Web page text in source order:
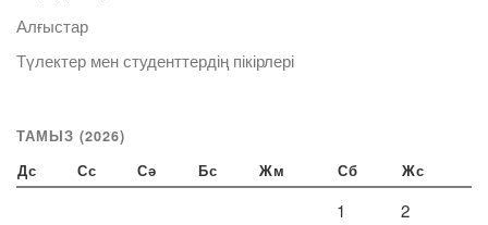
Алғыстар
Түлектер мен студенттердің пікірлері
ТАМЫЗ (2026)
Дс Сс Сә Бс Жм Сб Жс
1 2